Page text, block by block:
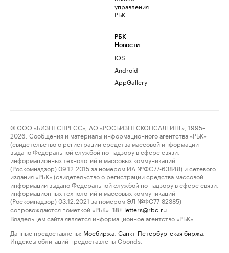
управления
РБК
РБК
Новости
iOS
Android
AppGallery
© ООО «БИЗНЕСПРЕСС», АО «РОСБИЗНЕСКОНСАЛТИНГ», 1995–
2026. Сообщения и материалы информационного агентства «РБК»
(свидетельство о регистрации средства массовой информации
выдано Федеральной службой по надзору в сфере связи,
информационных технологий и массовых коммуникаций
(Роскомнадзор) 09.12.2015 за номером ИА №ФС77-63848) и сетевого
издания «РБК» (свидетельство о регистрации средства массовой
информации выдано Федеральной службой по надзору в сфере связи,
информационных технологий и массовых коммуникаций
(Роскомнадзор) 03.12.2021 за номером ЭЛ №ФС77-82385)
сопровождаются пометкой «РБК».
18+ letters@rbc.ru
Владельцем сайта является информационное агентство «РБК».
Данные предоставлены: Мосбиржа Санкт-Петербургская биржа
Индексы облигаций предоставлены Cbonds.